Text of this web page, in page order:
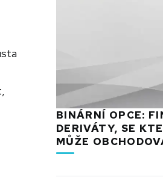
BINÁRNÍ OPCE:
DERIVÁTY, SE
MŮŽE